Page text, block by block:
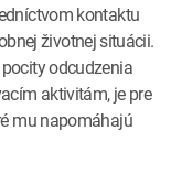
kontaktu
životnej situácii.
odcudzenia
aktivitám, je pre
mu napomáhajú